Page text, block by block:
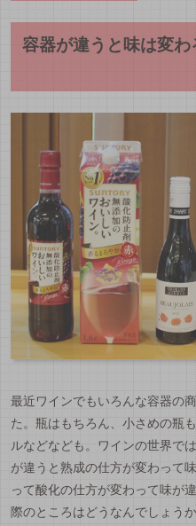
容器が違うと味は変
最近ワインでもいろんな容器の
た。瓶はもちろん、小さめの瓶
ルなどなども。ワインの世界で
が違うと熟成の仕方が変わって
って酸化の仕方が変わって味が
際のところはどうなんでしょうか